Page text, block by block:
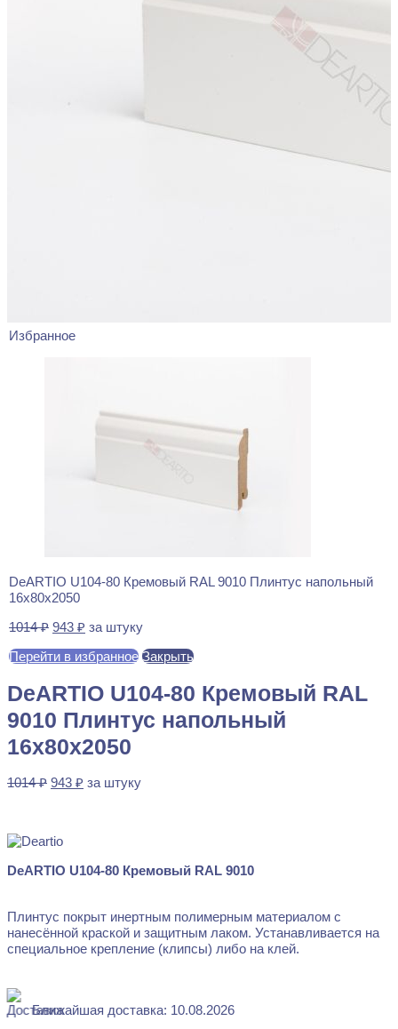
Избранное
DeARTIO U104-80 Кремовый RAL 9010 Плинтус напольный
16x80x2050
1014₽ Первоначальная
составляла
943 ₽ Текущая
943 ₽.
за штуку
Перейти в избранное Закрыть
DeARTIO U104-80 Кремовый RAL
9010 Плинтус напольный
16x80x2050
1014₽ Первоначальная
943 ₽ Текущая
за штуку
DeARTIO U104-80 Кремовый RAL 9010
Плинтус покрыт инертным полимерным материалом с
нанесённой краской и защитным лаком. Устанавливается на
специальное крепление (клипсы) либо на клей.
Ближайшая доставка: 10.08.2026